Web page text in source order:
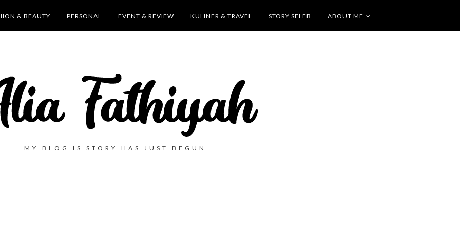
& BEAUTY PERSONAL EVENT & REVIEW KULINER & TRAVEL STORY SELEB ABOUT ME
MY BLOG IS STORY HAS JUST BEGUN